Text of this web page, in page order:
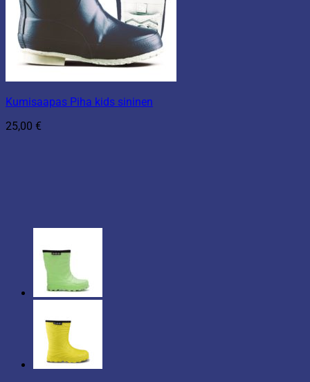
Kumisaapas Piha kids sininen
25,00 €